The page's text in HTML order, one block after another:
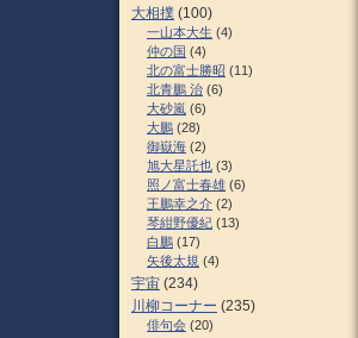
大相撲 (100)
一山本大生 (4)
仲の国 (4)
北の富士勝昭 (11)
北青鵬 治 (6)
大砂嵐 (6)
大鵬 (28)
御嶽海 (2)
旭大星託也 (3)
照ノ富士春雄 (6)
王鵬幸之介 (2)
琴紺野優紀 (13)
白鵬 (17)
矢後太規 (4)
宇宙 (234)
川柳コーナー (235)
俳句会 (20)